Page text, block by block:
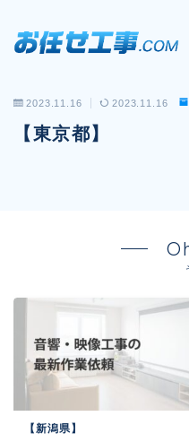
MENU
会社概要
電話工事
音響・映像設備工事
保守メンテナンス代行
よくあるご質問
2023.11.16 2023.11.16
【東京都】
【新潟県】